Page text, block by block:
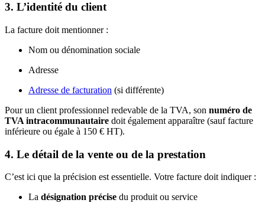
3. L’identité du client
La facture doit mentionner :
Nom ou dénomination sociale
Adresse
Adresse de facturation (si différente)
Pour un client professionnel redevable de la TVA, son numéro de
TVA intracommunautaire doit également apparaître (sauf facture
inférieure ou égale à 150 € HT).
4. Le détail de la vente ou de la prestation
C’est ici que la précision est essentielle. Votre facture doit indiquer :
La désignation précise du produit ou service